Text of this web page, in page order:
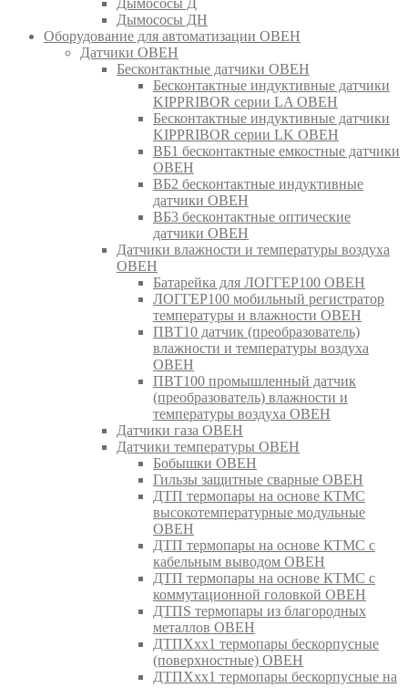
Дымососы Д
Дымососы ДН
Оборудование для автоматизации ОВЕН
Датчики ОВЕН
Бесконтактные датчики ОВЕН
Бесконтактные индуктивные датчики
KIPPRIBOR серии LA ОВЕН
Бесконтактные индуктивные датчики
KIPPRIBOR серии LK ОВЕН
ВБ1 бесконтактные емкостные датчики
ОВЕН
ВБ2 бесконтактные индуктивные
датчики ОВЕН
ВБ3 бесконтактные оптические
датчики ОВЕН
Датчики влажности и температуры воздуха
ОВЕН
Батарейка для ЛОГГЕР100 ОВЕН
ЛОГГЕР100 мобильный регистратор
температуры и влажности ОВЕН
ПВТ10 датчик (преобразователь)
влажности и температуры воздуха
ОВЕН
ПВТ100 промышленный датчик
(преобразователь) влажности и
температуры воздуха ОВЕН
Датчики газа ОВЕН
Датчики температуры ОВЕН
Бобышки ОВЕН
Гильзы защитные сварные ОВЕН
ДТП термопары на основе КТМС
высокотемпературные модульные
ОВЕН
ДТП термопары на основе КТМС с
кабельным выводом ОВЕН
ДТП термопары на основе КТМС с
коммутационной головкой ОВЕН
ДТПS термопары из благородных
металлов ОВЕН
ДТПХхх1 термопары бескорпусные
(поверхностные) ОВЕН
ДТПХхх1 термопары бескорпусные на